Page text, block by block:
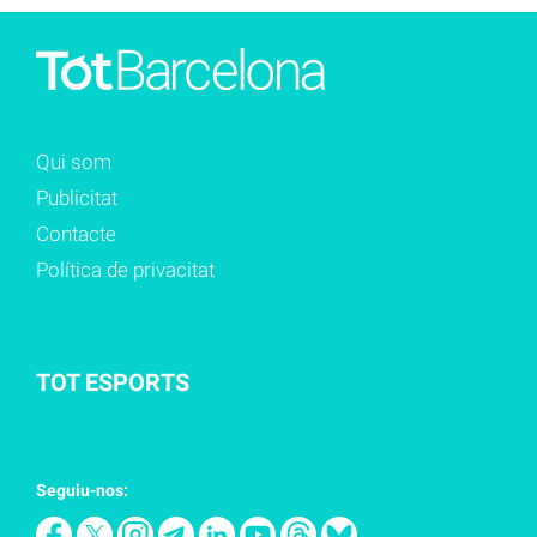
Qui som
Publicitat
Contacte
Política de privacitat
TOT ESPORTS
Seguiu-nos: